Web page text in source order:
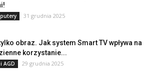
31 grudnia 2025
obraz. Jak system Smart TV wpływa na
korzystanie...
AGD 29 grudnia 2025